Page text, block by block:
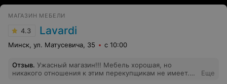
МАГАЗИН МЕБЕЛИ
4.3 Lavardi
Минск, ул. Матусевича, 35 с 10:00
Отзыв. Ужасный магазин!!! Мебель хорошая, но
никакого отношения к этим перекупщикам не имеет.
Еще